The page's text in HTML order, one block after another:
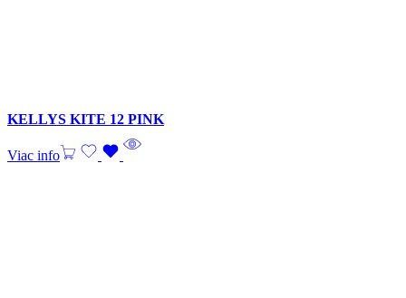
KELLYS KITE 12 PINK
Viac info